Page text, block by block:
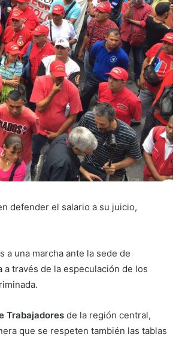
defender el salario a su juicio,
a una marcha ante la sede de
través de la especulación de los
Trabajadores de la región central,
que se respeten también las tablas